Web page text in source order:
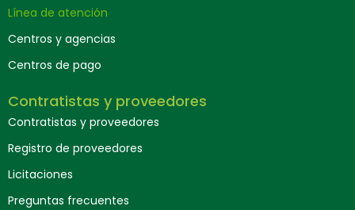
Línea de atención
Centros y agencias
Centros de pago
Contratistas y proveedores
Contratistas y proveedores
Registro de proveedores
Licitaciones
Preguntas frecuentes